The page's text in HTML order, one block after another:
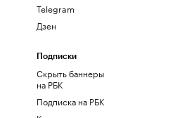
Telegram
Дзен
Подписки
Скрыть баннеры
на РБК
Подписка на РБК